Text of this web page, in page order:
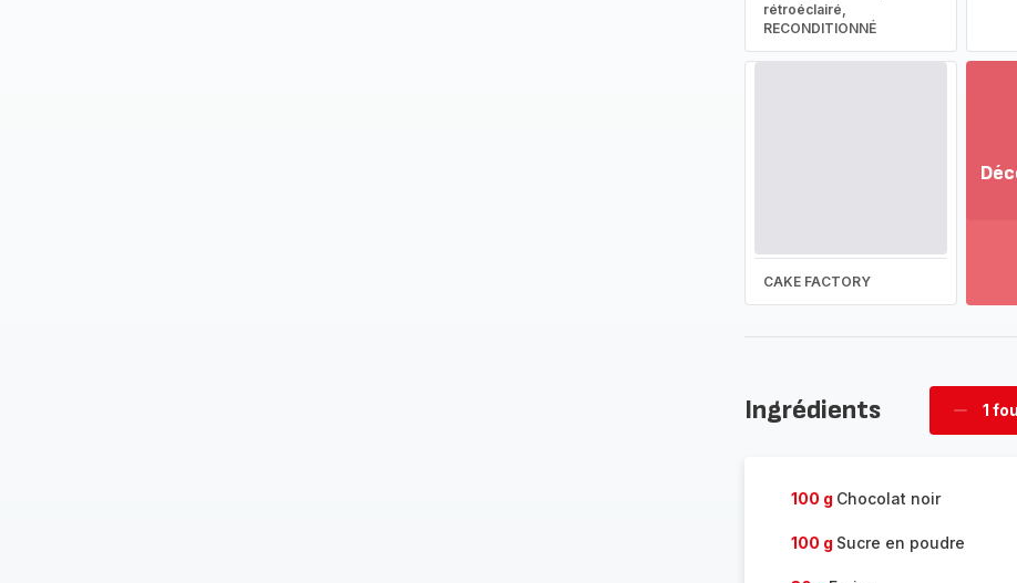
rétroéclairé,
RECONDITIONNÉ
CAKE FACTORY
la
Ingrédients 1
100 g Chocolat noir
100 g Sucre en poudre